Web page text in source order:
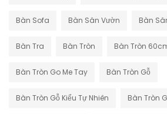
Bàn Sofa Bàn Sân Vườn Bàn
Bàn Tra Bàn Tròn Bàn Tròn
Bàn Tròn Go Me Tay Bàn Tròn Gỗ
Bàn Tròn Gỗ Kiểu Tự Nhiên Bàn Tròn